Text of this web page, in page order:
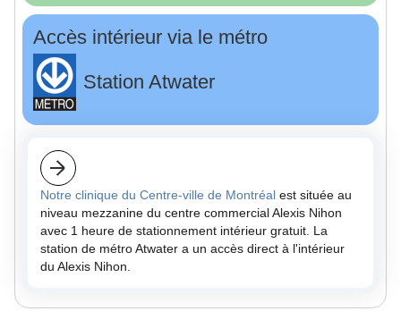
Accès intérieur via le métro
Station Atwater
Notre clinique du Centre-ville de Montréal est située au
niveau mezzanine du centre commercial Alexis Nihon
avec 1 heure de stationnement intérieur gratuit. La
station de métro Atwater a un accès direct à l'intérieur
du Alexis Nihon.